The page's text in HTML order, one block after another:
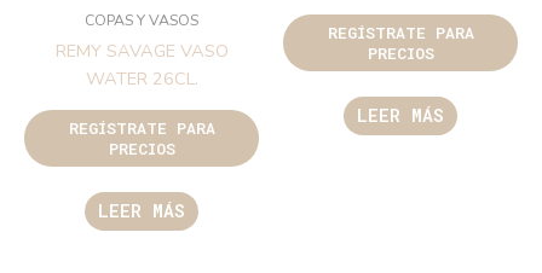
COPAS Y VASOS
REMY SAVAGE VASO
WATER 26CL.
REGÍSTRATE PARA
PRECIOS
LEER MÁS
REGÍSTRATE PARA
PRECIOS
LEER MÁS